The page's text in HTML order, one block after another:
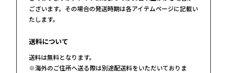
ございます。その場合の発送時期は各アイテムページに記載い
たします。
送料について
送料は無料となります。
※海外のご住所へ送る際は別途配送料をいただいておりま